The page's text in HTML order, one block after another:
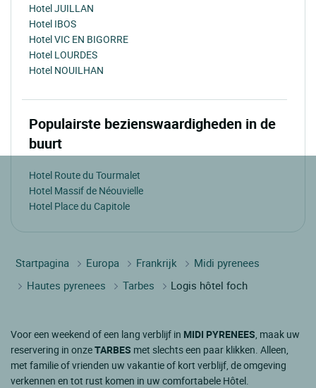
Hotel JUILLAN
Hotel IBOS
Hotel VIC EN BIGORRE
Hotel LOURDES
Hotel NOUILHAN
Populairste bezienswaardigheden in de
buurt
Hotel Route du Tourmalet
Hotel Massif de Néouvielle
Hotel Place du Capitole
Startpagina Europa Frankrijk
Midi pyrenees
Hautes pyrenees
Tarbes Logis hôtel foch
Voor een weekend of een lang verblijf in MIDI PYRENEES , maak uw
reservering in onzeTARBES met slechts een paar klikken. Alleen,
met familie of vrienden uw vakantie of kort verblijf, de omgeving
verkennen en tot rust komen in uw comfortabele Hôtel.